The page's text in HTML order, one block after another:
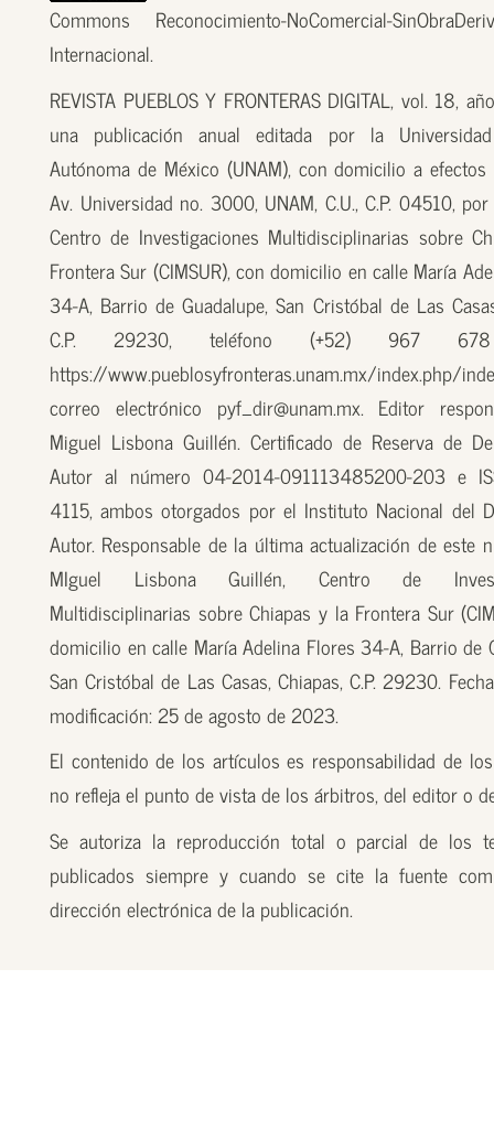
Commons Reconocimiento-NoComercial-
Internacional.
REVISTA PUEBLOS Y FRONTERAS DIGITAL, vol. 18,
una publicación anual editada por la
Autónoma de México (UNAM), con domicilio a
Av. Universidad no. 3000, UNAM, C.U., C.P. 04510,
Centro de Investigaciones Multidisciplinarias sobre
Frontera Sur (CIMSUR), con domicilio en calle María
34-A, Barrio de Guadalupe, San Cristóbal de Las
C.P. 29230, teléfono (+52) 967
https://www.pueblosyfronteras.unam.mx/index.php/
correo electrónico pyf_dir@unam.mx. Editor
Miguel Lisbona Guillén. Certificado de Reserva de
Autor al número 04-2014-091113485200-203 e
4115, ambos otorgados por el Instituto Nacional del
Autor. Responsable de la última actualización de este
MIguel Lisbona Guillén, Centro de
Multidisciplinarias sobre Chiapas y la Frontera Sur
domicilio en calle María Adelina Flores 34-A, Barrio de
San Cristóbal de Las Casas, Chiapas, C.P. 29230.
modificación: 25 de agosto de 2023.
El contenido de los artículos es responsabilidad de
no refleja el punto de vista de los árbitros, del editor o
Se autoriza la reproducción total o parcial de los
publicados siempre y cuando se cite la fuente
dirección electrónica de la publicación.